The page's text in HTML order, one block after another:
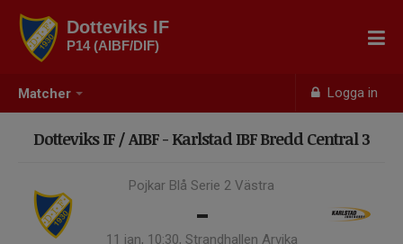
Matcher Logga in
Dotteviks IF
P14 (AIBF/DIF)
Dotteviks IF / AIBF - Karlstad IBF Bredd Central 3
Pojkar Blå Serie 2 Västra
-
11 jan, 10:30, Strandhallen Arvika